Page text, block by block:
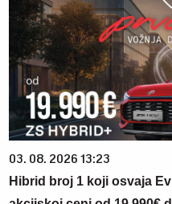
03. 08. 2026 13:23
Hibrid broj 1 koji osvaja